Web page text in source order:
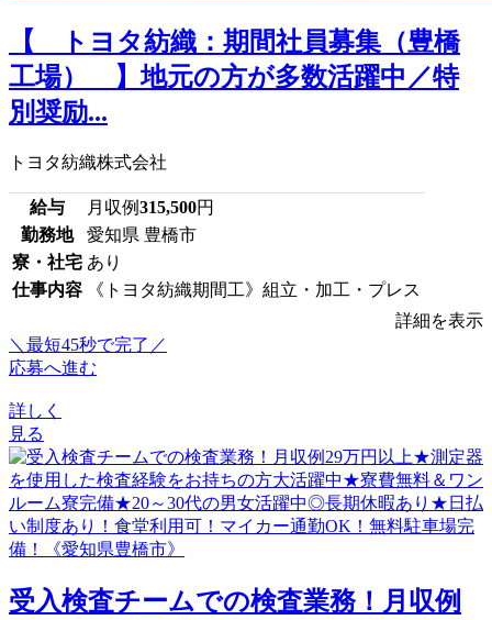
【 トヨタ紡織：期間社員募集（豊橋
工場） 】地元の方が多数活躍中／特
別奨励...
トヨタ紡織株式会社
給与 月収例315,500円
勤務地
愛知県 豊橋市
寮・社宅 あり
仕事内容
《トヨタ紡織期間工》組立・加工・プレス
詳細を表示
＼最短45秒で完了／
応募へ進む
詳しく
見る
受入検査チームでの検査業務！月収例